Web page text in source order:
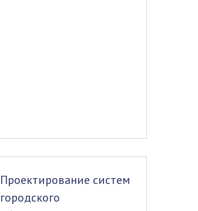
Проектирование систем
городского